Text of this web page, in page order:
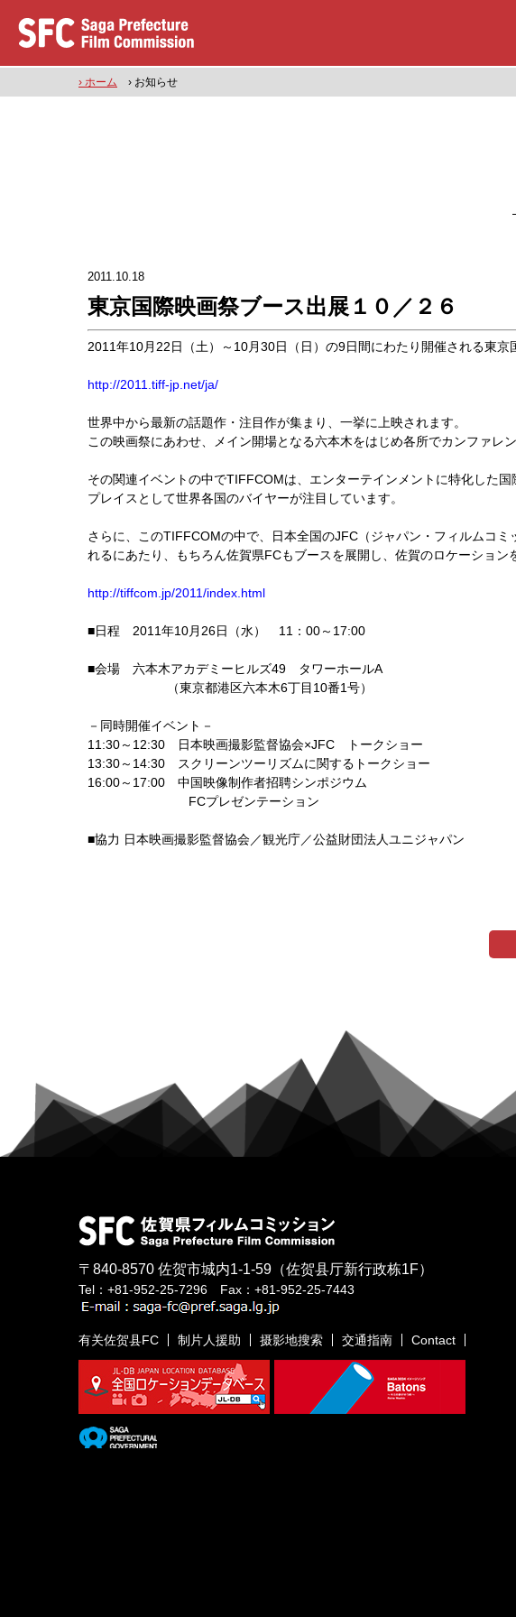
› ホーム › お知らせ
2011.10.18
東京国際映画祭ブース出展１０／２６
2011年10月22日（土）～10月30日（日）の9日間にわたり開催される東京
http://2011.tiff-jp.net/ja/
世界中から最新の話題作・注目作が集まり、一挙に上映されます。
この映画祭にあわせ、メイン開場となる六本木をはじめ各所でカンファレ
その関連イベントの中でTIFFCOMは、エンターテインメントに特化した
プレイスとして世界各国のバイヤーが注目しています。
さらに、このTIFFCOMの中で、日本全国のJFC（ジャパン・フィルムコ
れるにあたり、もちろん佐賀県FCもブースを展開し、佐賀のロケーション
http://tiffcom.jp/2011/index.html
■日程 2011年10月26日（水） 11：00～17:00
■会場 六本木アカデミーヒルズ49 タワーホールA
（東京都港区六本木6丁目10番1号）
－同時開催イベント－
11:30～12:30 日本映画撮影監督協会×JFC トークショー
13:30～14:30 スクリーンツーリズムに関するトークショー
16:00～17:00 中国映像制作者招聘シンポジウム
FCプレゼンテーション
■協力 日本映画撮影監督協会／観光庁／公益財団法人ユニジャパン
〒840-8570 佐贺市城内1-1-59 （佐贺县厅新行政栋1F）
Tel：+81-952-25-7296 Fax：+81-952-25-7443
有关佐贺县FC 制片人援助 摄影地搜索 交通指南 Contact